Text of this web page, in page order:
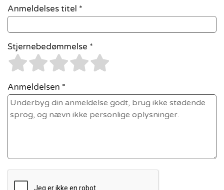
Anmeldelses titel *
Stjernebedømmelse *
Anmeldelsen *